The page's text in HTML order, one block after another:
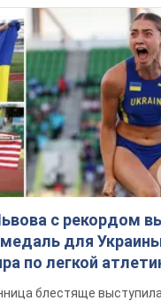
с рекордом
для
по легкой
блестяще